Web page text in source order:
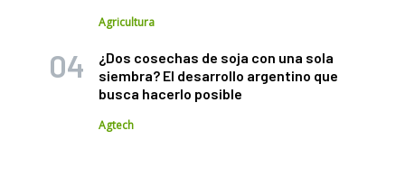
Agricultura
¿Dos cosechas de soja con una sola
siembra? El desarrollo argentino que
busca hacerlo posible
Agtech